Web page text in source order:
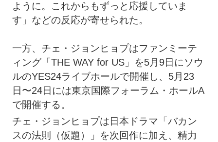
ように。これからもずっと応援していま
す」などの反応が寄せられた。
一方、チェ・ジョンヒョプはファンミーテ
ィング「THE WAY for US」を5月9日にソウ
ルのYES24ライブホールで開催し、5月23
日〜24日には東京国際フォーラム・ホールA
で開催する。
チェ・ジョンヒョプは日本ドラマ「バカン
スの法則（仮題）」を次回作に加え、精力